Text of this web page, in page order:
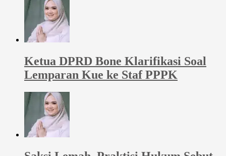
Ketua DPRD Bone Klarifikasi Soal
Lemparan Kue ke Staf PPPK